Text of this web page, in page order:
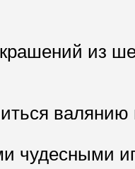
из
валянию
чудесными